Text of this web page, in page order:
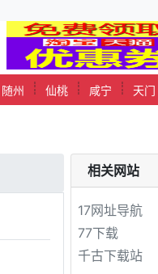
随州 ┊ 仙桃 ┊ 咸宁 ┊ 天门
相关网站
17网址导航
77下载
千古下载站